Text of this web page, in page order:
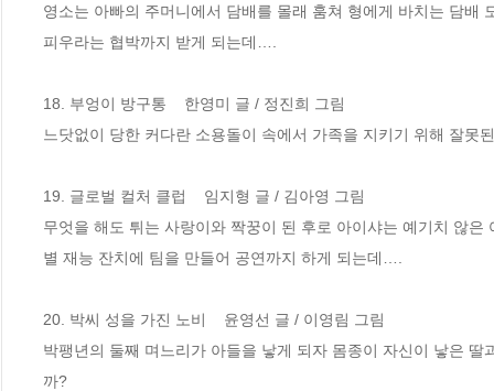
영소는 아빠의 주머니에서 담배를 몰래 훔쳐 형에게 바치는 담배
피우라는 협박까지 받게 되는데….
18. 부엉이 방구통    한영미 글 / 정진희 그림
느닷없이 당한 커다란 소용돌이 속에서 가족을 지키기 위해 잘
19. 글로벌 컬처 클럽    임지형 글 / 김아영 그림
무엇을 해도 튀는 사랑이와 짝꿍이 된 후로 아이샤는 예기치 않
별 재능 잔치에 팀을 만들어 공연까지 하게 되는데….
20. 박씨 성을 가진 노비    윤영선 글 / 이영림 그림
박팽년의 둘째 며느리가 아들을 낳게 되자 몸종이 자신이 낳은
까?